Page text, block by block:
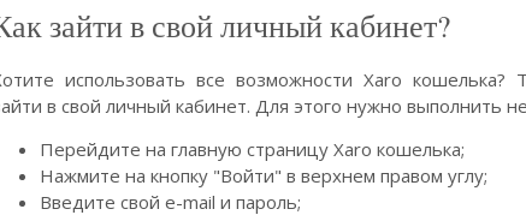
зайти в свой личный кабинет?
использовать все возможности Xaro
в свой личный кабинет. Для этого нужно выполнить
Перейдите на главную страницу Xaro кошелька;
Нажмите на кнопку "Войти" в верхнем правом углу;
Введите свой e-mail и пароль;